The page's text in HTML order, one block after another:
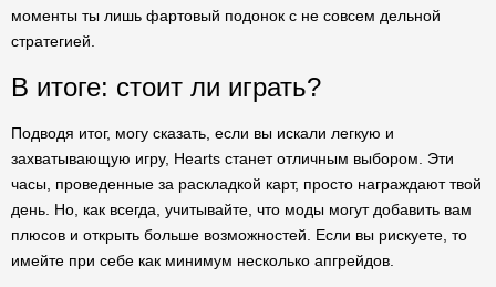
моменты ты лишь фартовый подонок с не совсем дельной
стратегией.
В итоге: стоит ли играть?
Подводя итог, могу сказать, если вы искали легкую и
захватывающую игру, Hearts станет отличным выбором. Эти
часы, проведенные за раскладкой карт, просто награждают твой
день. Но, как всегда, учитывайте, что моды могут добавить вам
плюсов и открыть больше возможностей. Если вы рискуете, то
имейте при себе как минимум несколько апгрейдов.